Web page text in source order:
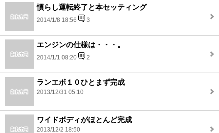
慣らし運転終了と本セッティング
2014/1/8 18:56 3
エンジンの仕様は・・・。
2014/1/1 08:20 2
ランエボ１０ひとまず完成
2013/12/31 05:10
ワイドボディがほとんど完成
2013/12/2 18:50